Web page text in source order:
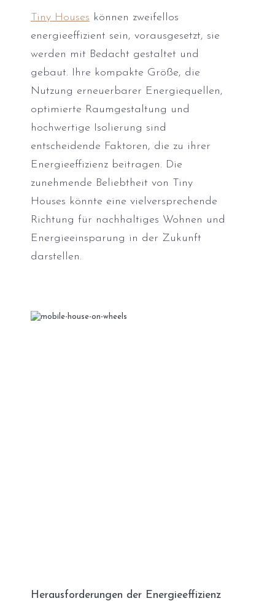
Tiny Houses können zweifellos
energieeffizient sein, vorausgesetzt, sie
werden mit Bedacht gestaltet und
gebaut. Ihre kompakte Größe, die
Nutzung erneuerbarer Energiequellen,
optimierte Raumgestaltung und
hochwertige Isolierung sind
entscheidende Faktoren, die zu ihrer
Energieeffizienz beitragen. Die
zunehmende Beliebtheit von Tiny
Houses könnte eine vielversprechende
Richtung für nachhaltiges Wohnen und
Energieeinsparung in der Zukunft
darstellen.
Herausforderungen der Energieeffizienz